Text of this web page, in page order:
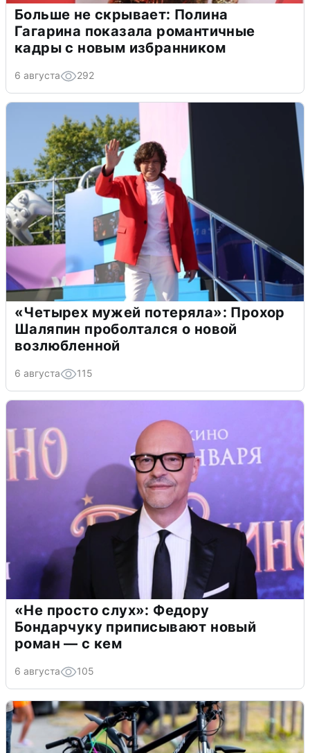
Больше не скрывает: Полина
Гагарина показала романтичные
кадры с новым избранником
6 августа 292
«Четырех мужей потеряла»: Прохор
Шаляпин проболтался о новой
возлюбленной
6 августа 115
«Не просто слух»: Федору
Бондарчуку приписывают новый
роман — с кем
6 августа 105